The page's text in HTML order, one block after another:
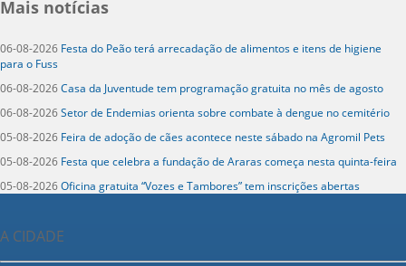
Mais notícias
06-08-2026 Festa do Peão terá arrecadação de alimentos e itens de higiene
para o Fuss
06-08-2026Casa da Juventude tem programação gratuita no mês de agosto
06-08-2026Setor de Endemias orienta sobre combate à dengue no cemitério
05-08-2026 Feira de adoção de cães acontece neste sábado na Agromil Pets
05-08-2026 Festa que celebra a fundação de Araras começa nesta quinta-feira
05-08-2026Oficina gratuita “Vozes e Tambores” tem inscrições abertas
A CIDADE